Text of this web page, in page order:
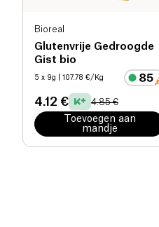
Bioreal
Glutenvrije Gedroogde
Gist bio
5 x 9g | 107.78 €/Kg
4.12 € 4.85 €
Toevoegen aan
mandje